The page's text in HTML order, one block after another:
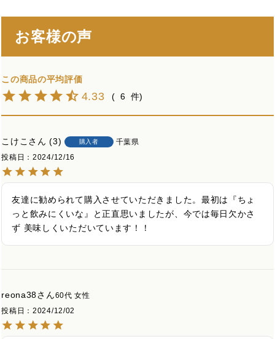
お客様の声
4.33 6
こけこ 3 購入者
千葉県
投稿日
2024/12/16
友達に勧められて購入させていただきました。最初は『ちょ
っと飲みにくいな』と正直思いましたが、今では毎日欠かさ
ず 美味しくいただいています！！
reona38 60代 女性
投稿日
2024/12/02